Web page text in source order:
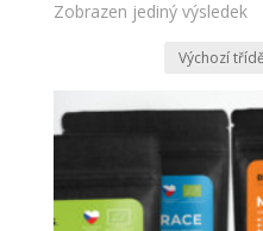
Zobrazen jediný výsledek